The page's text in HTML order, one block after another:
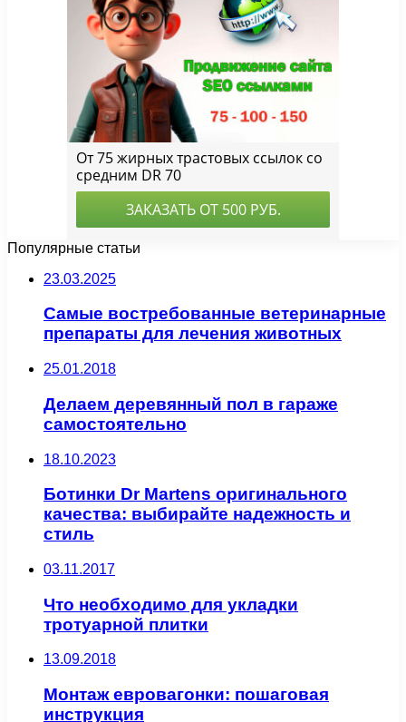
Популярные статьи
23.03.2025
Самые востребованные ветеринарные
препараты для лечения животных
25.01.2018
Делаем деревянный пол в гараже
самостоятельно
18.10.2023
Ботинки Dr Martens оригинального
качества: выбирайте надежность и
стиль
03.11.2017
Что необходимо для укладки
тротуарной плитки
13.09.2018
Монтаж евровагонки: пошаговая
инструкция